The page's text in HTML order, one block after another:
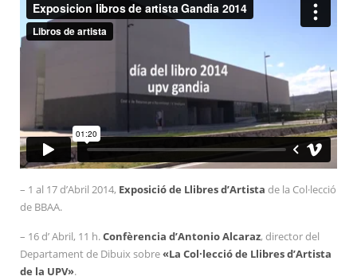
– 1 al 17 d’Abril 2014, Exposició de Llibres d’Artista de la Col·lecció
de BBAA.
– 16 d’ Abril, 11 h.Confèrencia d’Antonio Alcaraz, director del
Departament de Dibuix sobre«La Col·lecció de Llibres d’Artista
de la UPV».